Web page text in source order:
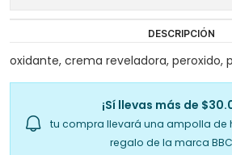
DESCRIPCIÓN
oxidante, crema reveladora, peroxido,
¡Sí llevas más de
tu compra llevará una ampolla de
regalo de la marca